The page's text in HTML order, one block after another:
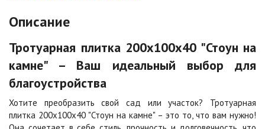
1 040 ₽ /м
940 ₽ /м2
Каир
1 040 ₽
1 040 ₽
/м
Описание
Тротуарная плитка 200х100х40 "Стоун на
камне" – Ваш идеальный выбор для
благоустройства
Хотите преобразить свой сад или участок? Тротуарная
плитка 200х100х40 "Стоун на камне" – это то, что вам нужно!